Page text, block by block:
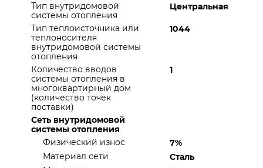
Тип внутридомовой
системы отопления
Центральная
Тип теплоисточника или
теплоносителя
внутридомовой системы
отопления
1044
Количество вводов
системы отопления в
многоквартирный дом
(количество точек
поставки)
1
Сеть внутридомовой
системы отопления
Физический износ
7%
Материал сети
Сталь